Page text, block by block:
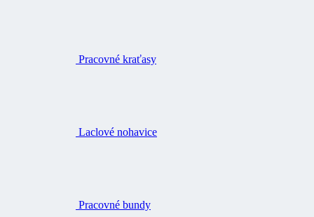
Pracovné kraťasy
Laclové nohavice
Pracovné bundy